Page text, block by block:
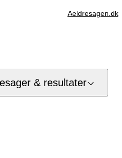
Aeldresagen.dk
& resultater